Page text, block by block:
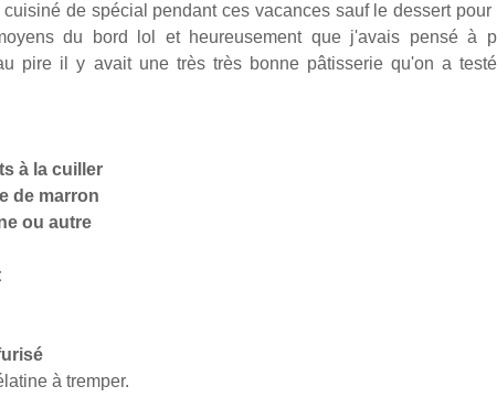
de spécial pendant ces vacances sauf le dessert
du bord lol et heureusement que j'avais pensé à
pire il y avait une très très bonne pâtisserie qu'on a
à la cuiller
de marron
ou autre
à tremper.